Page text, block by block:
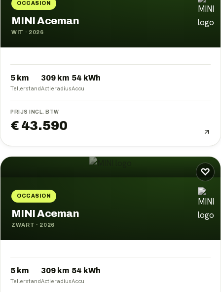
OCCASION
MINI Aceman
WIT · 2026
5 km
Tellerstand
309 km
Actieradius
54 kWh
Accu
PRIJS INCL. BTW
€ 43.590
♡
OCCASION
MINI Aceman
ZWART · 2026
5 km
Tellerstand
309 km
Actieradius
54 kWh
Accu